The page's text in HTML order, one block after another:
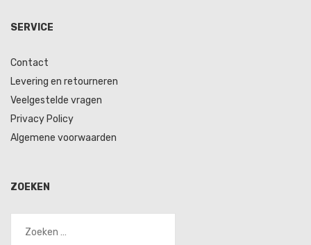
SERVICE
Contact
Levering en retourneren
Veelgestelde vragen
Privacy Policy
Algemene voorwaarden
ZOEKEN
naar: